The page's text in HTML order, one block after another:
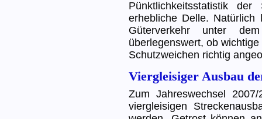
Pünktlichkeitsstatistik
erhebliche Delle.
Güterverkehr unter
überlegenswert, ob
Schutzweichen richtig
Viergleisiger Ausbau
Zum Jahreswechsel
viergleisigen